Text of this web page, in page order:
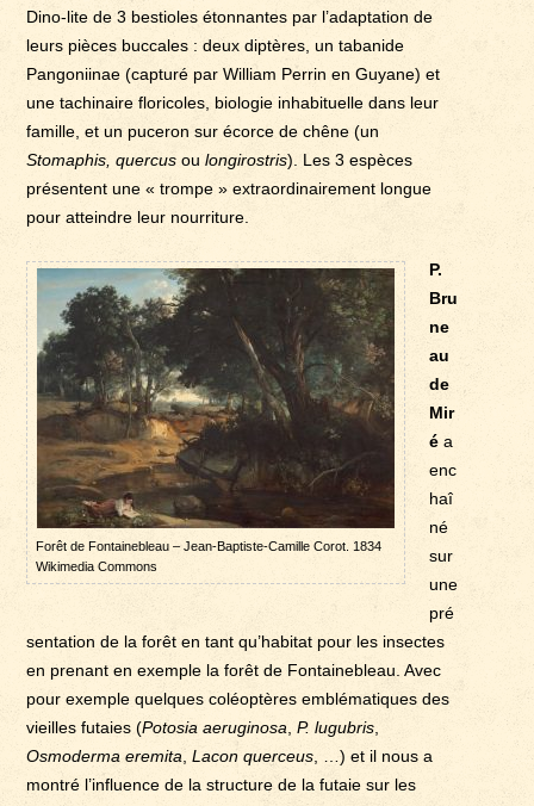
Dino-lite de 3 bestioles étonnantes par l’adaptation de
leurs pièces buccales : deux diptères, un tabanide
Pangoniinae (capturé par William Perrin en Guyane) et
une tachinaire floricoles, biologie inhabituelle dans leur
famille, et un puceron sur écorce de chêne (un
Stomaphis, quercus oulongirostris). Les 3 espèces
présentent une « trompe » extraordinairement longue
pour atteindre leur nourriture.
Forêt de Fontainebleau – Jean-Baptiste-Camille Corot. 1834
Wikimedia Commons
P.
Bru
ne
au
de
Mir
é a
enc
haî
né
sur
une
pré
sentation de la forêt en tant qu’habitat pour les insectes
en prenant en exemple la forêt de Fontainebleau. Avec
pour exemple quelques coléoptères emblématiques des
vieilles futaies (Potosia aeruginosa,P. lugubris,
Osmoderma eremita,Lacon querceus, …) et il nous a
montré l’influence de la structure de la futaie sur les